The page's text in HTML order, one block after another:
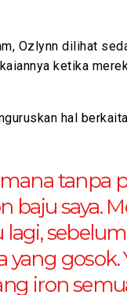
Ozlynn dilihat
ketika
hal
tanpa
baju saya.
sebelum
gosok.
iron